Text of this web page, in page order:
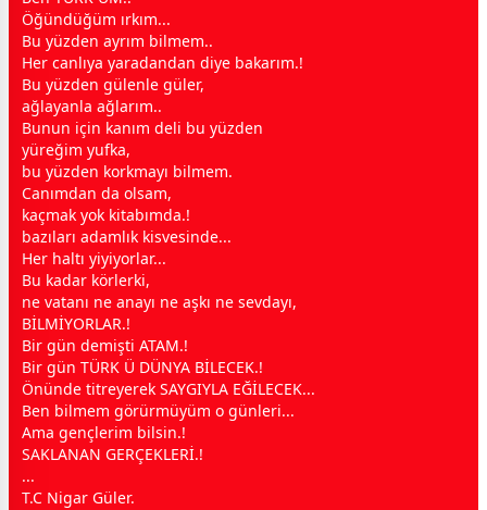
Öğündüğüm ırkım...
Bu yüzden ayrım bilmem..
Her canlıya yaradandan diye bakarım.!
Bu yüzden gülenle güler,
ağlayanla ağlarım..
Bunun için kanım deli bu yüzden
yüreğim yufka,
bu yüzden korkmayı bilmem.
Canımdan da olsam,
kaçmak yok kitabımda.!
bazıları adamlık kisvesinde...
Her haltı yiyiyorlar...
Bu kadar körlerki,
ne vatanı ne anayı ne aşkı ne sevdayı,
BİLMİYORLAR.!
Bir gün demişti ATAM.!
Bir gün TÜRK Ü DÜNYA BİLECEK.!
Önünde titreyerek SAYGIYLA EĞİLECEK...
Ben bilmem görürmüyüm o günleri...
Ama gençlerim bilsin.!
SAKLANAN GERÇEKLERİ.!
...
T.C Nigar Güler.